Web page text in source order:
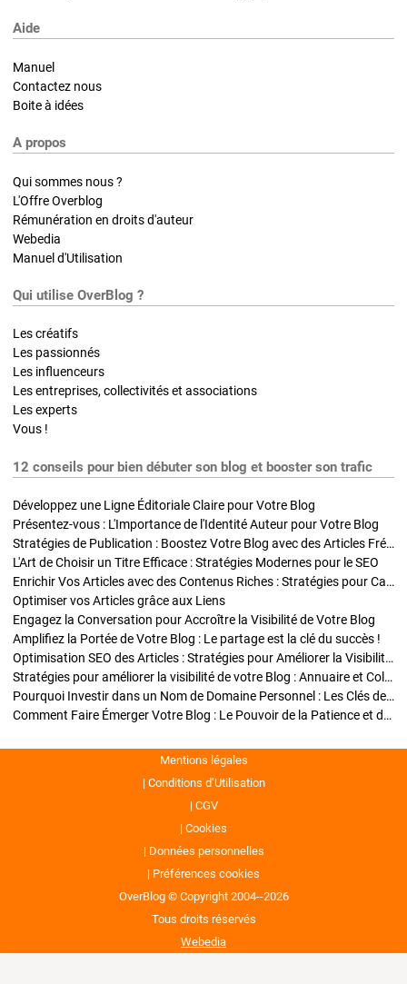
Aide
Manuel
Contactez nous
Boite à idées
A propos
Qui sommes nous ?
L'Offre Overblog
Rémunération en droits d'auteur
Webedia
Manuel d'Utilisation
Qui utilise OverBlog ?
Les créatifs
Les passionnés
Les influenceurs
Les entreprises, collectivités et associations
Les experts
Vous !
12 conseils pour bien débuter son blog et booster son trafic
Développez une Ligne Éditoriale Claire pour Votre Blog
Présentez-vous : L'Importance de l'Identité Auteur pour Votre Blog
Stratégies de Publication : Boostez Votre Blog avec des Articles Fréquents et Exclusifs
L'Art de Choisir un Titre Efficace : Stratégies Modernes pour le SEO
Enrichir Vos Articles avec des Contenus Riches : Stratégies pour Captiver et Optimiser
Optimiser vos Articles grâce aux Liens
Engagez la Conversation pour Accroître la Visibilité de Votre Blog
Amplifiez la Portée de Votre Blog : Le partage est la clé du succès !
Optimisation SEO des Articles : Stratégies pour Améliorer la Visibilité de Votre Blog
Stratégies pour améliorer la visibilité de votre Blog : Annuaire et Collaborations
Pourquoi Investir dans un Nom de Domaine Personnel : Les Clés de la Réussite de Votre Blog
Comment Faire Émerger Votre Blog : Le Pouvoir de la Patience et de la Persévérance
Mentions légales
Conditions d’Utilisation
CGV
Cookies
Données personnelles
Préférences cookies
OverBlog © Copyright 2004--2026
Tous droits réservés
Webedia